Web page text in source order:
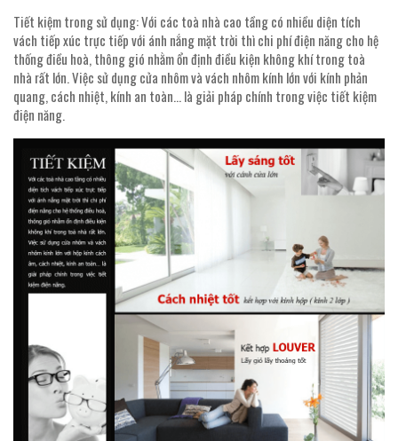
Tiết kiệm trong sử dụng: Với các toà nhà cao tầng có nhiều diện tích
vách tiếp xúc trực tiếp với ánh nắng mặt trời thì chi phí điện năng cho hệ
thống điều hoà, thông gió nhằm ổn định điều kiện không khí trong toà
nhà rất lớn. Việc sử dụng cửa nhôm và vách nhôm kính lớn với kính phản
quang, cách nhiệt, kính an toàn… là giải pháp chính trong việc tiết kiệm
điện năng.